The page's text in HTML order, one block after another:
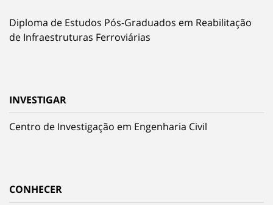
Diploma de Estudos Pós-Graduados em Reabilitação
de Infraestruturas Ferroviárias
INVESTIGAR
Centro de Investigação em Engenharia Civil
CONHECER